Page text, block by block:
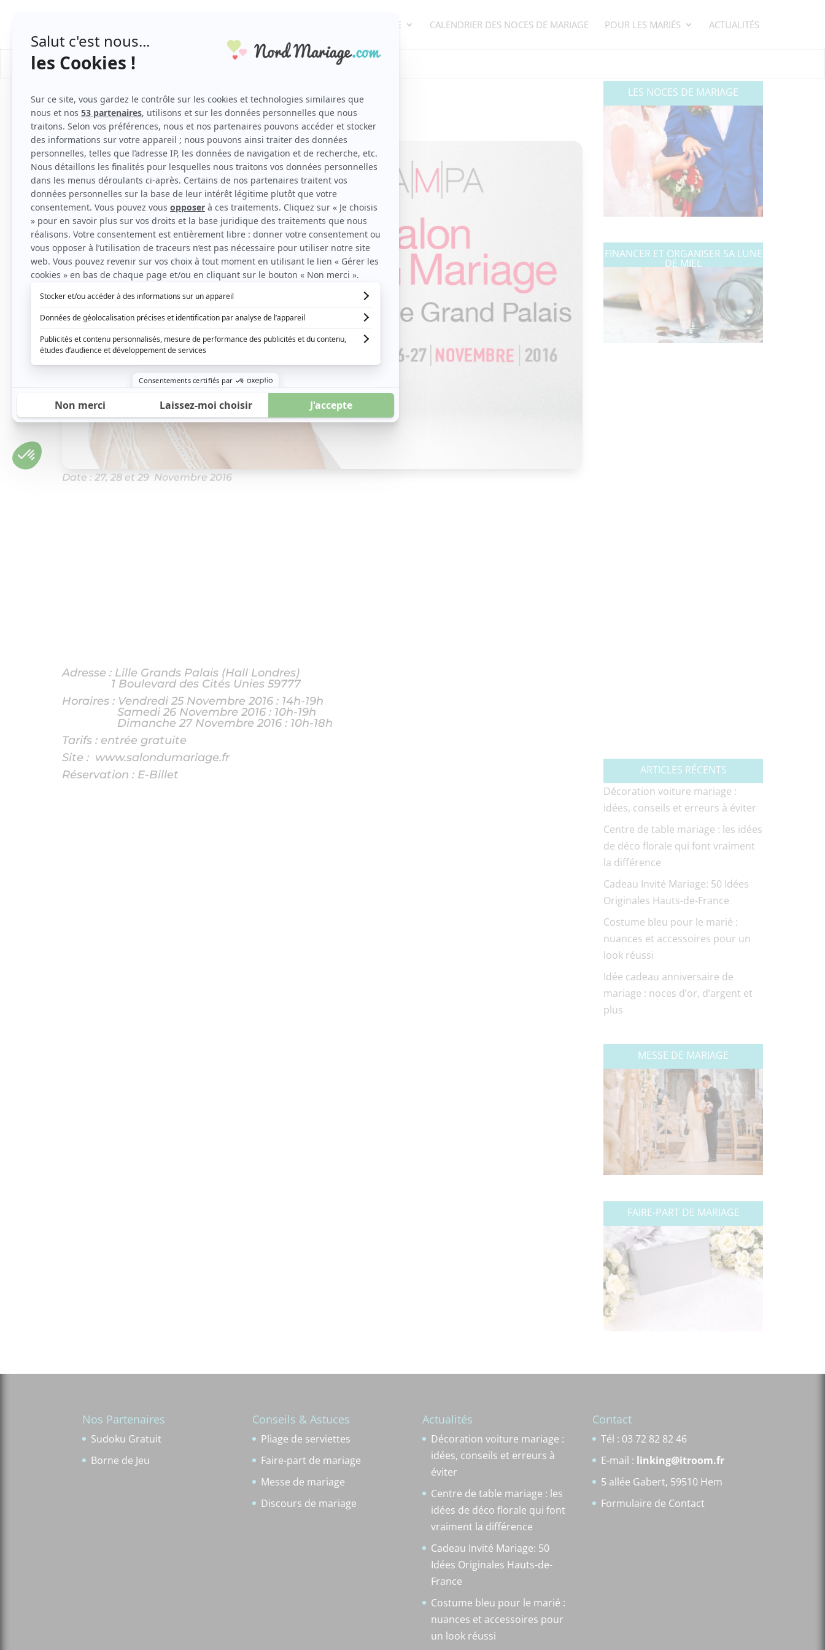
ORGANISATION DE MARIAGE CALENDRIER DES NOCES DE MARIAGE POUR LES MARIÉS ACTUALITÉS
Mariage /Organisation Mariage Salons du mariage Salon du Mariage Lille
Date : 27, 28 et 29 Novembre 2016
Adresse : Lille Grands Palais (Hall Londres)
1 Boulevard des Cités Unies 59777
Horaires : Vendredi 25 Novembre 2016 : 14h-19h
Samedi 26 Novembre 2016 : 10h-19h
Dimanche 27 Novembre 2016 : 10h-18h
Tarifs : entrée gratuite
Site : www.salondumariage.fr
Réservation : E-Billet
LES NOCES DE MARIAGE
FINANCER ET ORGANISER SA LUNE
DE MIEL
ARTICLES RÉCENTS
Décoration voiture mariage :
idées, conseils et erreurs à éviter
Centre de table mariage : les idées
de déco florale qui font vraiment
la différence
Cadeau Invité Mariage: 50 Idées
Originales Hauts-de-France
Costume bleu pour le marié :
nuances et accessoires pour un
look réussi
Idée cadeau anniversaire de
mariage : noces d’or, d’argent et
plus
MESSE DE MARIAGE
FAIRE-PART DE MARIAGE
Nos Partenaires
Sudoku Gratuit
Borne de Jeu
Conseils & Astuces
Pliage de serviettes
Faire-part de mariage
Messe de mariage
Discours de mariage
Actualités
Décoration voiture mariage :
idées, conseils et erreurs à
éviter
Centre de table mariage : les
idées de déco florale qui font
vraiment la différence
Cadeau Invité Mariage: 50
Idées Originales Hauts-de-
France
Costume bleu pour le marié :
nuances et accessoires pour
un look réussi
Contact
Tél : 03 72 82 82 46
E-mail : linking@itroom.fr
5 allée Gabert, 59510 Hem
Formulaire de Contact